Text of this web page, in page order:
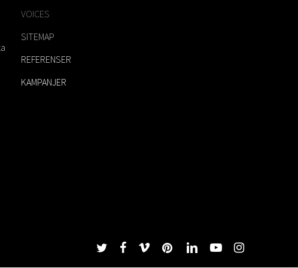
VOICES
SITEMAP
REFERENSER
KAMPANJER
twitter facebookvimeo pinterest linkedin youtube instagram